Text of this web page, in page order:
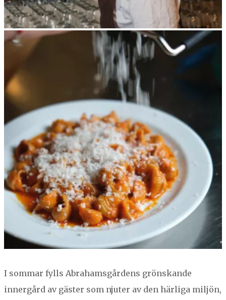
I som­mar fylls Abra­hams­går­dens grön­skande
innergård av gäster som njuter av den härli­ga miljön,